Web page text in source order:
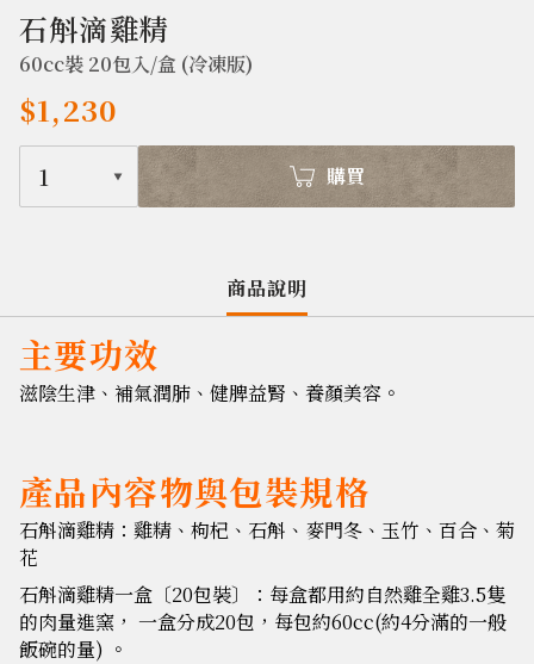
石斛滴雞精
60cc裝 20包入/盒 (冷凍版)
$1,230
1 購買
商品說明
主要功效
滋陰生津、補氣潤肺、健脾益腎、養顏美容。
產品內容物與包裝規格
石斛滴雞精：雞精、枸杞、石斛、麥門冬、玉竹、百合、菊
花
石斛滴雞精一盒〔20包裝〕：每盒都用約自然雞全雞3.5隻
的肉量進窯， 一盒分成20包，每包約60cc(約4分滿的一般
飯碗的量) 。